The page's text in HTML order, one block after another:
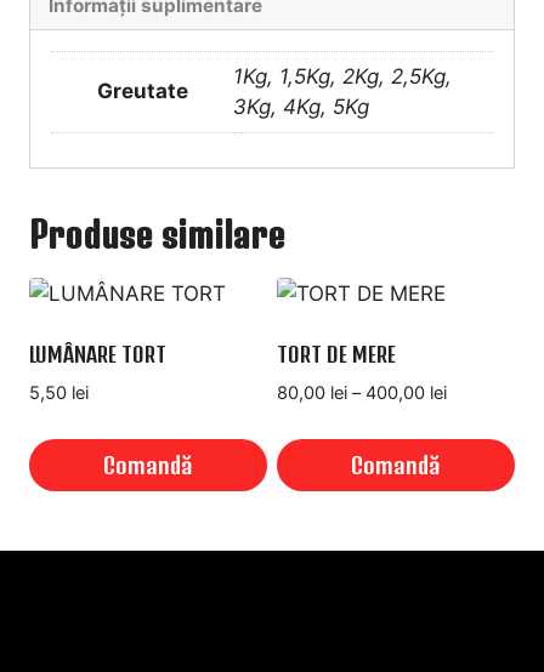
Informații suplimentare
Greutate
1Kg, 1,5Kg, 2Kg, 2,5Kg,
3Kg, 4Kg, 5Kg
Produse similare
LUMÂNARE TORT
5,50 lei
Comandă
TORT DE MERE
80,00 lei – 400,00 leiInterval
prețuri:
80,00 lei
Comandă